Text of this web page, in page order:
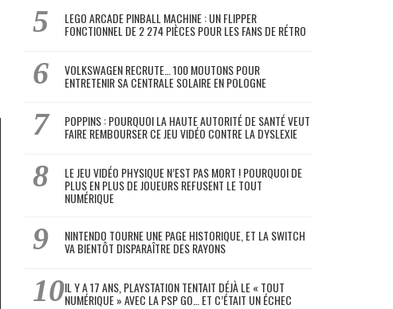
LEGO ARCADE PINBALL MACHINE : UN FLIPPER
FONCTIONNEL DE 2 274 PIÈCES POUR LES FANS DE RÉTRO
VOLKSWAGEN RECRUTE… 100 MOUTONS POUR
ENTRETENIR SA CENTRALE SOLAIRE EN POLOGNE
POPPINS : POURQUOI LA HAUTE AUTORITÉ DE SANTÉ VEUT
FAIRE REMBOURSER CE JEU VIDÉO CONTRE LA DYSLEXIE
LE JEU VIDÉO PHYSIQUE N’EST PAS MORT ! POURQUOI DE
PLUS EN PLUS DE JOUEURS REFUSENT LE TOUT
NUMÉRIQUE
NINTENDO TOURNE UNE PAGE HISTORIQUE, ET LA SWITCH
VA BIENTÔT DISPARAÎTRE DES RAYONS
IL Y A 17 ANS, PLAYSTATION TENTAIT DÉJÀ LE « TOUT
NUMÉRIQUE » AVEC LA PSP GO… ET C’ÉTAIT UN ÉCHEC